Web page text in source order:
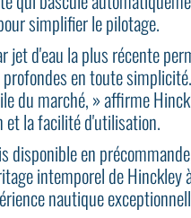
simplifier le pilotage.
jet d'eau la plus récente
en toute
du marché, » affirme
et la facilité d'utilisation.
disponible en
intemporel de Hinckley
nautique